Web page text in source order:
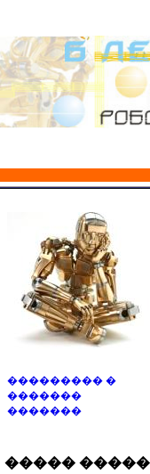
��������� �
�������
�������
�����